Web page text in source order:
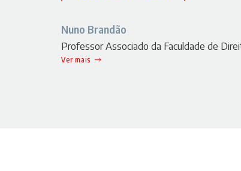
Nuno Brandão
Professor Associado da Faculdade de
Ver mais